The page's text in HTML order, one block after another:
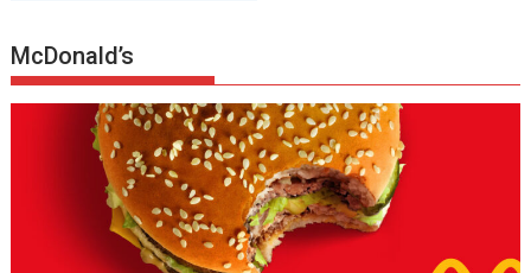
McDonald’s